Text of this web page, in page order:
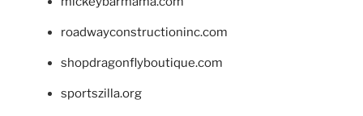
roadwayconstructioninc.com
shopdragonflyboutique.com
sportszilla.org